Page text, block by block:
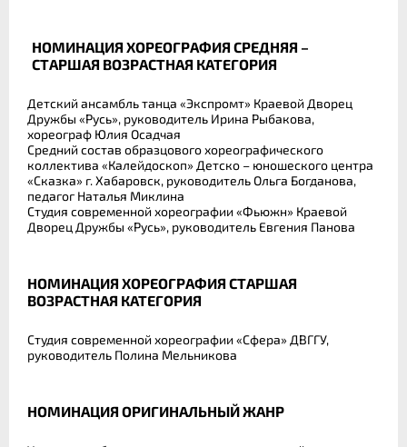
НОМИНАЦИЯ ХОРЕОГРАФИЯ СРЕДНЯЯ –
СТАРШАЯ ВОЗРАСТНАЯ КАТЕГОРИЯ
Детский ансамбль танца «Экспромт» Краевой Дворец
Дружбы «Русь», руководитель Ирина Рыбакова,
хореограф Юлия Осадчая
Средний состав образцового хореографического
коллектива «Калейдоскоп» Детско – юношеского центра
«Сказка» г. Хабаровск, руководитель Ольга Богданова,
педагог Наталья Миклина
Студия современной хореографии «Фьюжн» Краевой
Дворец Дружбы «Русь», руководитель Евгения Панова
НОМИНАЦИЯ ХОРЕОГРАФИЯ СТАРШАЯ
ВОЗРАСТНАЯ КАТЕГОРИЯ
Студия современной хореографии «Сфера» ДВГГУ,
руководитель Полина Мельникова
НОМИНАЦИЯ ОРИГИНАЛЬНЫЙ ЖАНР